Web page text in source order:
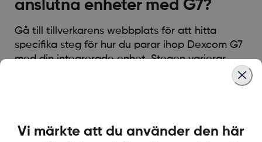
anslutna enheter med G7?
Gå till tillverkarens webbplats för att hitta
specifika steg för hur du parar ihop Dexcom G7
med din integrerade enhet. Stegen varierar
beroende på din insulinpump, penna eller andra
Was this article helpful?
Vi märkte att du använder den här